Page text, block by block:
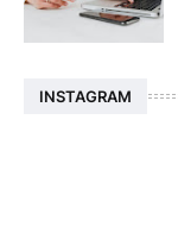
INSTAGRAM